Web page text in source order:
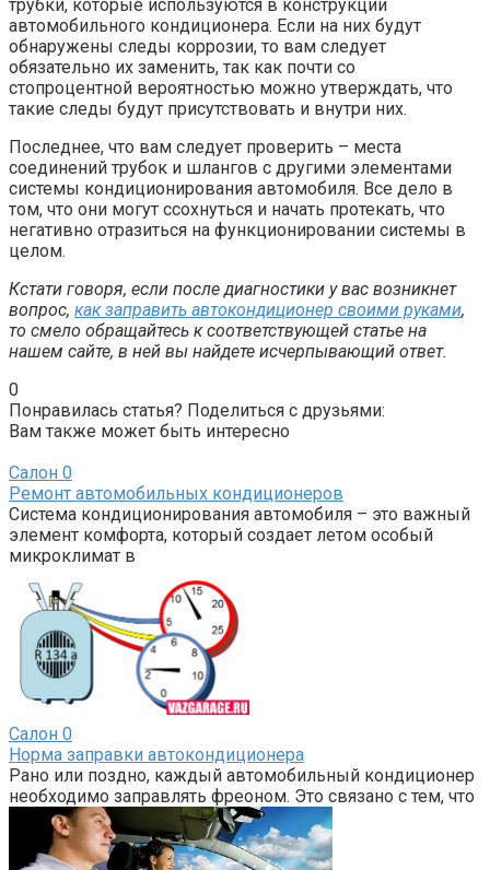
трубки, которые используются в конструкции
автомобильного кондиционера. Если на них будут
обнаружены следы коррозии, то вам следует
обязательно их заменить, так как почти со
стопроцентной вероятностью можно утверждать, что
такие следы будут присутствовать и внутри них.
Последнее, что вам следует проверить – места
соединений трубок и шлангов с другими элементами
системы кондиционирования автомобиля. Все дело в
том, что они могут ссохнуться и начать протекать, что
негативно отразиться на функционировании системы в
целом.
Кстати говоря, если после диагностики у вас возникнет
вопрос, как заправить автокондиционер своими руками,
то смело обращайтесь к соответствующей статье на
нашем сайте, в ней вы найдете исчерпывающий ответ.
0
Понравилась статья? Поделиться с друзьями:
Вам также может быть интересно
Салон 0
Ремонт автомобильных кондиционеров
Система кондиционирования автомобиля – это важный
элемент комфорта, который создает летом особый
микроклимат в
Салон 0
Норма заправки автокондиционера
Рано или поздно, каждый автомобильный кондиционер
необходимо заправлять фреоном. Это связано с тем, что